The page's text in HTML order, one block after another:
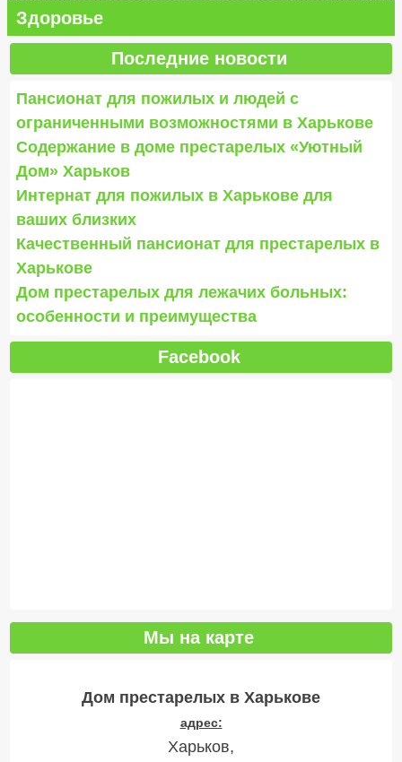
Здоровье
Последние новости
Пансионат для пожилых и людей с
ограниченными возможностями в Харькове
Содержание в доме престарелых «Уютный
Дом» Харьков
Интернат для пожилых в Харькове для
ваших близких
Качественный пансионат для престарелых в
Харькове
Дом престарелых для лежачих больных:
особенности и преимущества
Facebook
Мы на карте
Дом престарелых в Харькове
адрес:
Харьков,